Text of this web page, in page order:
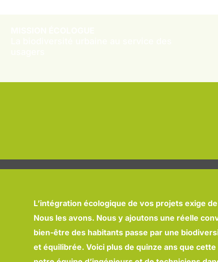
L’intégration écologique de vos projetsexige
Nous les avons. Nous y ajoutons une réelle
bien-être des habitants passe par une
et équilibrée.Voici plus de quinze ans que cette